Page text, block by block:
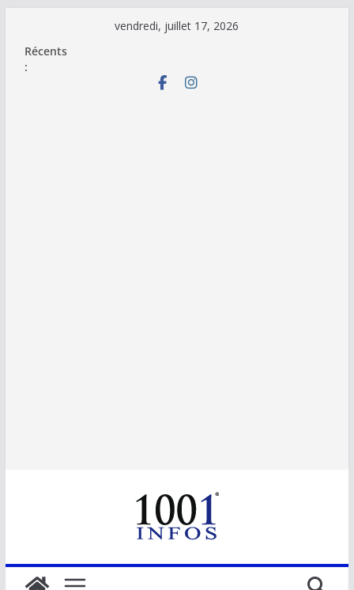
contenu
vendredi, juillet 17, 2026
Récents
: